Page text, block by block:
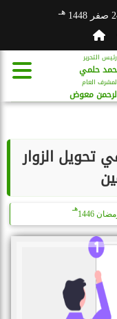
هـ
رئيس التحرير
حلمي
العام
معوض
تحويل الزوار
هـ